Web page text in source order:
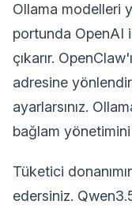
Ollama modelleri
portunda OpenAI
çıkarır. OpenClaw'ı
adresine
ayarlarsınız.
bağlam
Tüketici
edersiniz.